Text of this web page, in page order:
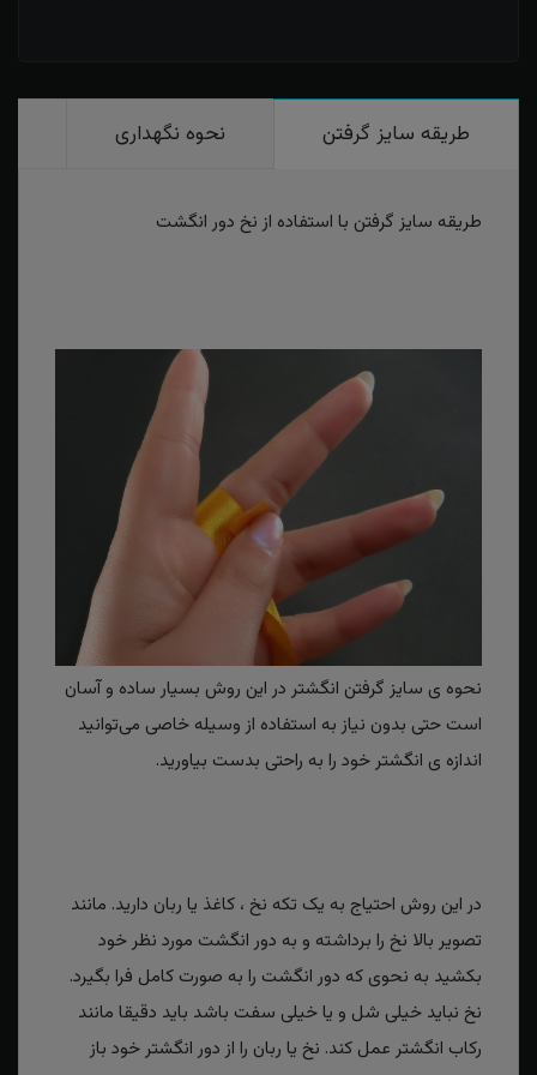
طریقه سایز گرفتن نحوه نگهداری
طریقه سایز گرفتن با استفاده از نخ دور انگشت
نحوه ی سایز گرفتن انگشتر در این روش بسیار ساده و آسان
است حتی بدون نیاز به استفاده از وسیله خاصی می‌توانید
اندازه ی انگشتر خود را به راحتی بدست بیاورید.
در این روش احتیاج به یک تکه نخ ، کاغذ یا ربان دارید. مانند
تصویر بالا نخ را برداشته و به دور انگشت مورد نظر خود
بکشید به نحوی که دور انگشت را به صورت کامل فرا بگیرد.
نخ نباید خیلی شل و یا خیلی سفت باشد باید دقیقا مانند
رکاب انگشتر عمل کند. نخ یا ربان را از دور انگشتر خود باز